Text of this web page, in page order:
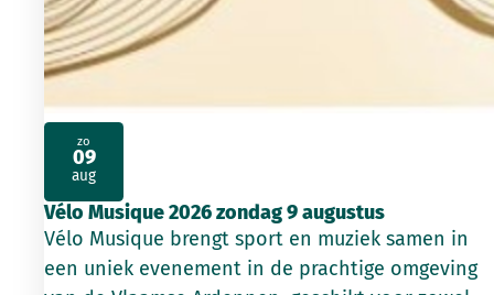
Vélo Musique 2026 zondag 9 augustus
Vélo Musique brengt sport en muziek samen in
een uniek evenement in de prachtige omgeving
zo
09
aug
2026